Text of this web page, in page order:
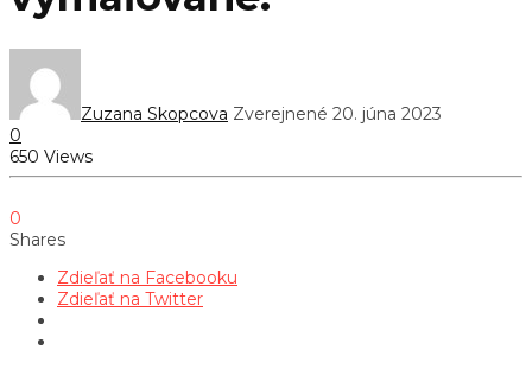
Zuzana Skopcova Zverejnené 20. júna 2023
0
650 Views
0
Shares
Zdieľať na Facebooku
Zdieľať na Twitter